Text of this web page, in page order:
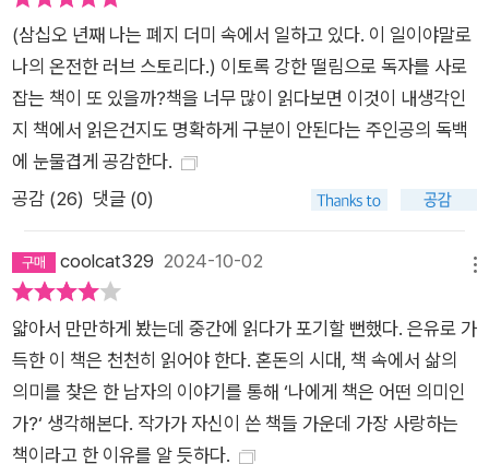
소드들도 끼어든다. 두 진영으로 나뉜 쥐떼들의 끝없는 전투, 죽
음을 향해 끊임없이 뛰어드는 바퀴벌레에 대해 그가 느끼는 조금
은 우스꽝스러운 연민, 그에게 귀한 책을 얻기 위해 다가오는 사
람들에 대한 위트 있는 묘사 등 흥미진진한 요소들도 풍부하다.
그리고 과거 그와 마음을 나눈 여인 만차와의 에피소드는 웃음을
터뜨리게 만들 정도로 유머러스하다. 또한 그와 잠시 동안 같은
공간에 살았던 집시 여자와의 에피소드는 건조한 듯하면서도 정
서적 울림을 주고, 끝내는 감동을 선사한다. 여덟 개로 이루어진
각 장은 조금씩 변주될 뿐 사실상 같은 내용의 문장으로 시작된
다. “삼십오 년째 나는 폐지 더미 속에서 일하고 있다. (…) 삼십오
년째 책과 폐지를 압축하느라 삼십오 년간 활자에 찌든 나는, 그
동안 내 손으로 족히 3톤은 압축했을 백과사전들과 흡사한 모습
이 되어버렸다.” 그는 젊은 시절부터 그 일을 해왔고 앞으로도 죽
는 순간까지 그 일을 하고 싶어하지만, 그런 그의 삶을 바꿀 사건
이 일어나고 만다. 어느 날 도시에 나갔다가 자신의 압축기보다
(삼십오 년째 나는 폐지 더미 속에서 일하고 있다. 이 일이야말로
나의 온전한 러브 스토리다.) 이토록 강한 떨림으로 독자를 사로
잡는 책이 또 있을까?책을 너무 많이 읽다보면 이것이 내생각인
지 책에서 읽은건지도 명확하게 구분이 안된다는 주인공의 독백
에 눈물겹게 공감한다.
공감 (26) 댓글 (0)
coolcat329 2024-10-02
얇아서 만만하게 봤는데 중간에 읽다가 포기할 뻔했다. 은유로 가
득한 이 책은 천천히 읽어야 한다. 혼돈의 시대, 책 속에서 삶의
의미를 찾은 한 남자의 이야기를 통해 ‘나에게 책은 어떤 의미인
가?‘ 생각해본다. 작가가 자신이 쓴 책들 가운데 가장 사랑하는
책이라고 한 이유를 알 듯하다.